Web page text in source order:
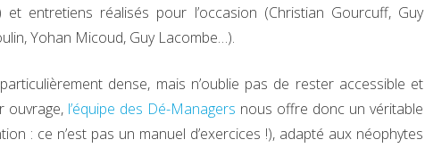
entretiens réalisés pour l’occasion (Christian Gourcuff, Guy
Yohan Micoud, Guy Lacombe…).
dense, mais n’oublie pas de rester accessible et
ouvrage, l’équipe des Dé-Managers nous offre donc un véritable
: ce n’est pas un manuel d’exercices !), adapté aux néophytes